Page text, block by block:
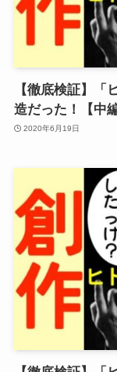
【徹底検証】「
造だった！【中編
2020年6月19日